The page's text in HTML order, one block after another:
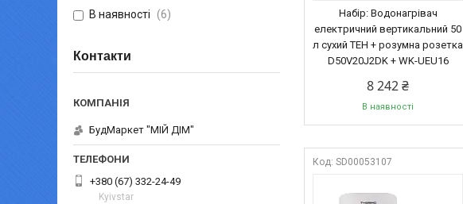
Набір: Водонагрівач
електричний вертикальний 50
л сухий ТЕН + розумна розетка
D50V20J2DK + WK-UEU16
8 242 ₴
В наявності
SD00053107
В наявності
6
Контакти
БудМаркет "МІЙ ДІМ"
+380 (67) 332-24-49
Kyivstar